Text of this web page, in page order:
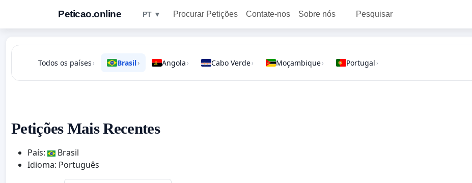
Peticao.online PT ▼ Procurar Petições Contate-nos Sobre nós Pesquisar
Todos os países › Brasil› Angola › Cabo Verde› Moçambique› Portugal ›
Petições Mais Recentes
País:
Brasil
Idioma: Português